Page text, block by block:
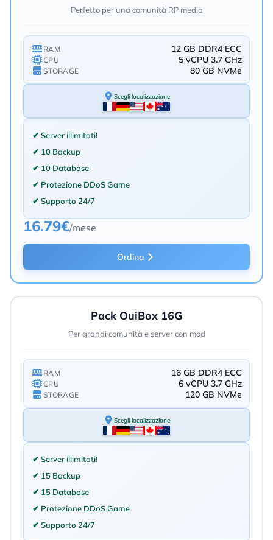
Perfetto per una comunità RP media
RAM 12 GB DDR4 ECC
CPU 5 vCPU 3.7 GHz
STORAGE 80 GB NVMe
Scegli localizzazione
✔ Server illimitati!
✔ 10 Backup
✔ 10 Database
✔ Protezione DDoS Game
✔ Supporto 24/7
16.79€/mese
Ordina
Pack OuiBox 16G
Per grandi comunità e server con mod
RAM 16 GB DDR4 ECC
CPU 6 vCPU 3.7 GHz
STORAGE 120 GB NVMe
Scegli localizzazione
✔ Server illimitati!
✔ 15 Backup
✔ 15 Database
✔ Protezione DDoS Game
✔ Supporto 24/7